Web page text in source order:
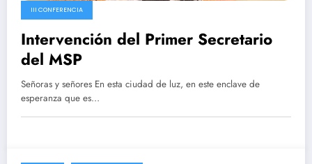
III CONFERENCIA
Intervención del Primer Secretario
del MSP
Señoras y señores En esta ciudad de luz, en este enclave de
esperanza que es…